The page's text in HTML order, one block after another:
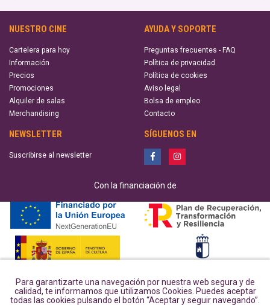
Para garantizarte una navegación por nuestra web segura y de
calidad, te informamos que utilizamos Cookies. Puedes aceptar
todas las cookies pulsando el botón “Aceptar y seguir navegando”.
NUESTRO CINE
Cartelera para hoy
Información
Precios
Promociones
Alquiler de salas
Merchandising
AYUDA Y SOPORTE
Preguntas frecuentes - FAQ
Política de privacidad
Política de cookies
Aviso legal
Bolsa de empleo
Contacto
NEWSLETTER
Suscribirse al newsletter
SÍGUENOS EN
Con la financiación de